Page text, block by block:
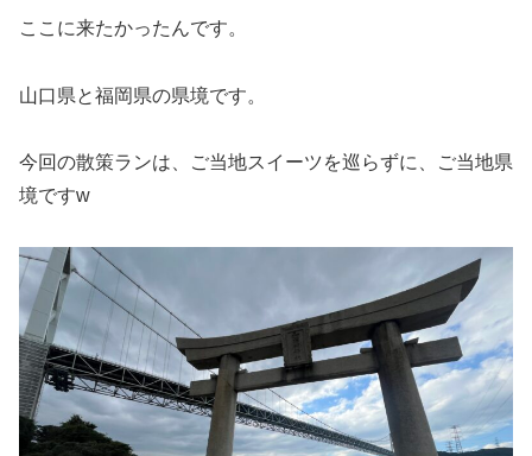
ここに来たかったんです。
山口県と福岡県の県境です。
今回の散策ランは、ご当地スイーツを巡らずに、ご当地県
境ですw